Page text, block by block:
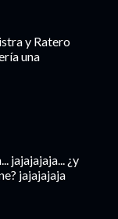
y Ratero
una
jajajajaja... ¿y
jajajajaja